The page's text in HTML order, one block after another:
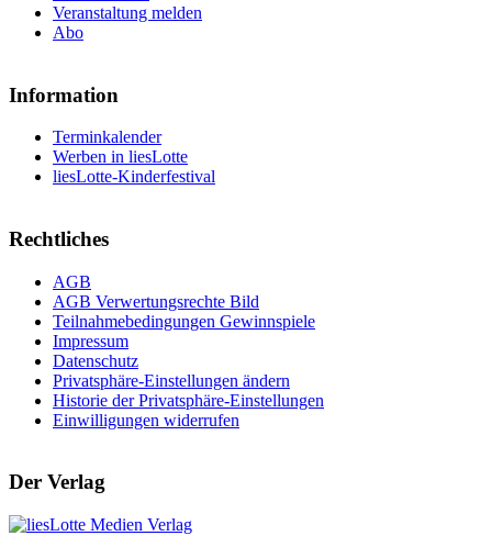
Veranstaltung melden
Abo
Information
Terminkalender
Werben in liesLotte
liesLotte-Kinderfestival
Rechtliches
AGB
AGB Verwertungsrechte Bild
Teilnahmebedingungen Gewinnspiele
Impressum
Datenschutz
Privatsphäre-Einstellungen ändern
Historie der Privatsphäre-Einstellungen
Einwilligungen widerrufen
Der Verlag